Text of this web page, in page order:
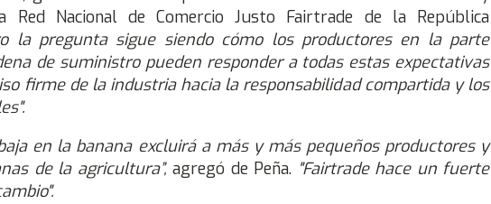
Red Nacional de Comercio Justo Fairtrade de la República
la pregunta sigue siendo cómo los productores en la parte
de suministro pueden responder a todas estas expectativas
firme de la industria hacia la responsabilidad compartida y los
en la banana excluirá a más y más pequeños productores y
de la agricultura”,agregó de Peña. "Fairtrade hace un fuerte